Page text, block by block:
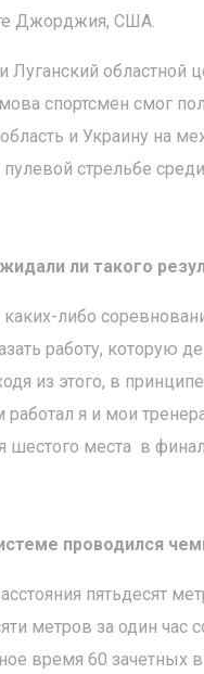
Джорджия, США.
областной
спортсмен смог
и Украину на
стрельбе
ли такого
либо
работу, которую
из этого, в
я и мои
шестого места в
проводился
пятьдесят
метров за один час
время 60 зачетных